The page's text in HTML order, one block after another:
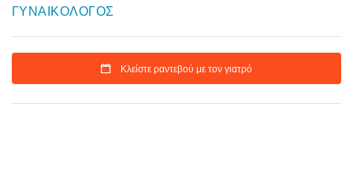
ΓΥΝΑΙΚΟΛΟΓΟΣ
Κλείστε ραντεβού με τον γιατρό